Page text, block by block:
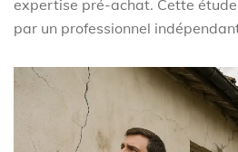
expertise pré-achat. Cette
par un professionnel